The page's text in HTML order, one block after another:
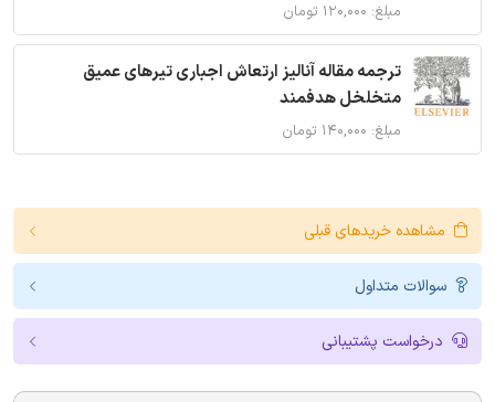
مبلغ: ۱۲۰,۰۰۰ تومان
ترجمه مقاله آنالیز ارتعاش اجباری تیرهای عمیق
متخلخل هدفمند
مبلغ: ۱۴۰,۰۰۰ تومان
مشاهده خریدهای قبلی
سوالات متداول
درخواست پشتیبانی